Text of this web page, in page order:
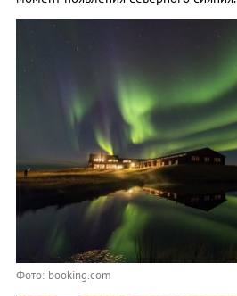
Фото: booking.com